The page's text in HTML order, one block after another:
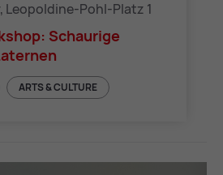
Leopoldine-Pohl-Platz 1
Schaurige
ARTS & CULTURE